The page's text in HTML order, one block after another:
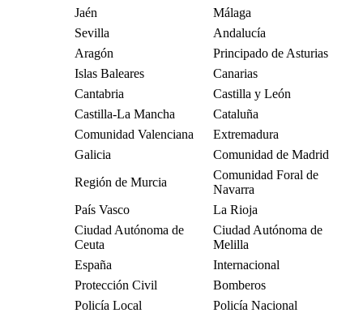
Jaén
Málaga
Sevilla
Andalucía
Aragón
Principado de Asturias
Islas Baleares
Canarias
Cantabria
Castilla y León
Castilla-La Mancha
Cataluña
Comunidad Valenciana
Extremadura
Galicia
Comunidad de Madrid
Región de Murcia
Comunidad Foral de
Navarra
País Vasco
La Rioja
Ciudad Autónoma de
Ceuta
Ciudad Autónoma de
Melilla
España
Internacional
Protección Civil
Bomberos
Policía Local
Policía Nacional